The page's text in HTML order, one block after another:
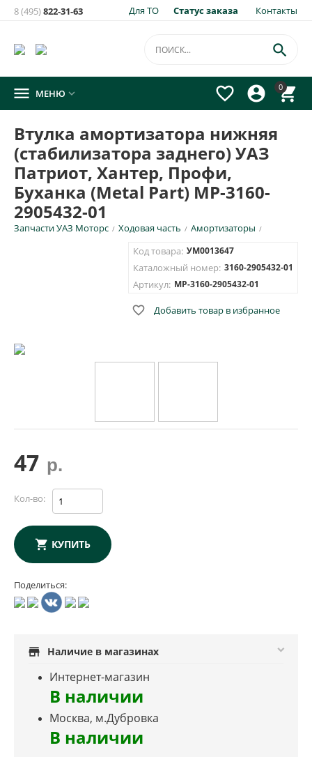
Для ТО Статус заказа Контакты
8 (495)822-31-63
0




 МЕНЮ 
Втулка амортизатора нижняя
(стабилизатора заднего) УАЗ
Патриот, Хантер, Профи,
Буханка (Metal Part) МР-3160-
2905432-01
Запчасти УАЗ Моторс / Ходовая часть / Амортизаторы /
Код товара: УМ0013647
Каталожный номер: 3160-2905432-01
Артикул: MP-3160-2905432-01
 Добавить товар в избранное
47 р.
Кол-во:
КУПИТЬ
Поделиться:
store Наличие в магазинах
Интернет-магазин
В наличии
Москва, м.Дубровка
В наличии